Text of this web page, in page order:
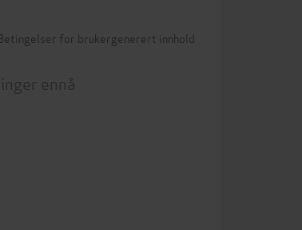
for brukergenerert innhold
ennå